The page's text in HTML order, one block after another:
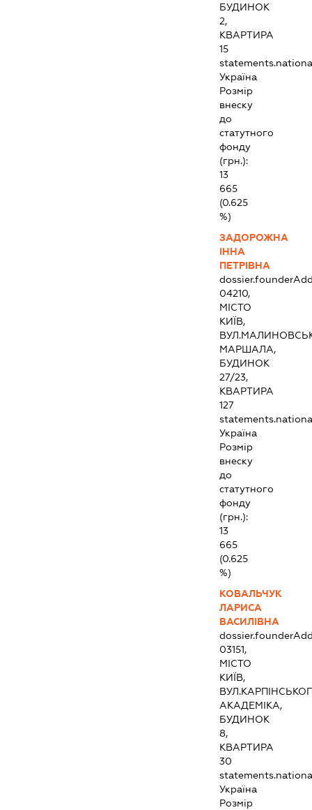
БУДИНОК
2,
КВАРТИРА
15
Україна
Розмір
внеску
до
статутного
фонду
(грн.):
13
665
(0.625
%)
ЗАДОРОЖНА
ІННА
ПЕТРІВНА
04210,
МІСТО
КИЇВ,
МАРШАЛА,
БУДИНОК
27/23,
КВАРТИРА
127
Україна
Розмір
внеску
до
статутного
фонду
(грн.):
13
665
(0.625
%)
КОВАЛЬЧУК
ЛАРИСА
ВАСИЛІВНА
03151,
МІСТО
КИЇВ,
АКАДЕМІКА,
БУДИНОК
8,
КВАРТИРА
30
Україна
Розмір